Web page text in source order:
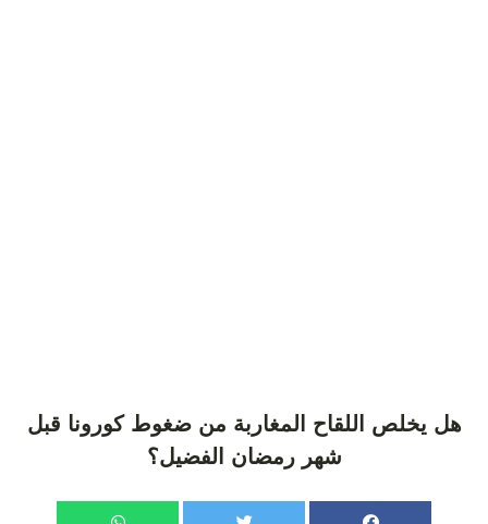
هل يخلص اللقاح المغاربة من ضغوط كورونا قبل
شهر رمضان الفضيل؟